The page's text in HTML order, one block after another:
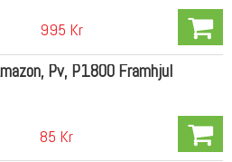
995 Kr
Pv, P1800 Framhjul
85 Kr